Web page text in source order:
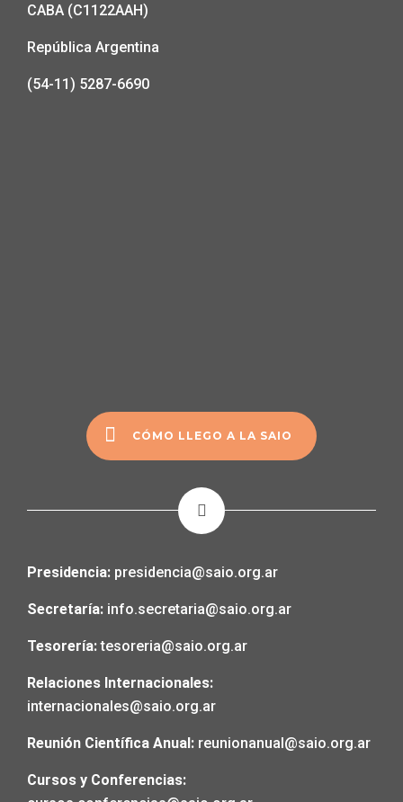
CABA (C1122AAH)
República Argentina
(54-11) 5287-6690
CÓMO LLEGO A LA SAIO
Presidencia: presidencia@saio.org.ar
Secretaría: info.secretaria@saio.org.ar
Tesorería:tesoreria@saio.org.ar
Relaciones Internacionales:
internacionales@saio.org.ar
Reunión Científica Anual: reunionanual@saio.org.ar
Cursos y Conferencias: